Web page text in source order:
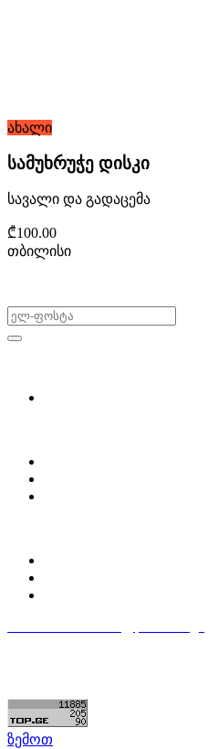
ახალი
სამუხრუჭე დისკი
სავალი და გადაცემა
₾100.00
თბილისი
ზემოთ